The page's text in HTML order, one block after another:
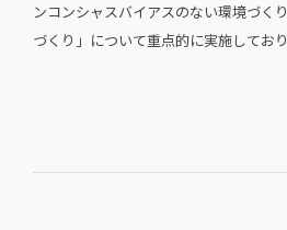
ンコンシャスバイアスのない環境づく
づくり」について重点的に実施しており